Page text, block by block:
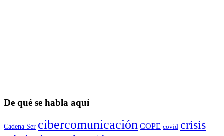
De qué se habla aquí
Cadena Ser cibercomunicación COPE covid crisis